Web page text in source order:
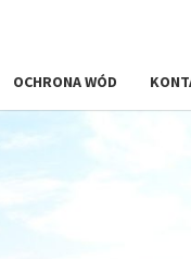
OCHRONA WÓD